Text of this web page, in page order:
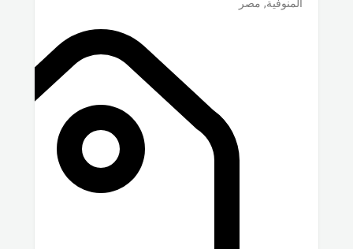
المنوفية, مصر